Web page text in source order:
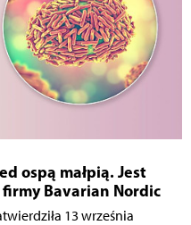
ospą małpią. Jest
firmy Bavarian Nordic
13 września